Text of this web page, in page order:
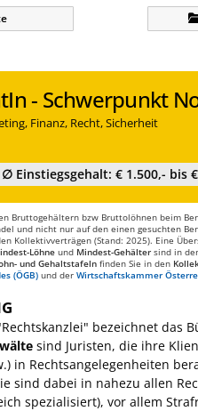
- Schwerpunkt
Finanz, Recht, Sicherheit
∅ Einstiegsgehalt: € 1.500,- bis
Bruttogehältern bzw Bruttolöhnen beim
und nicht nur auf den einen gesuchten
Kollektivverträgen (Stand: 2025). Eine
Löhne und Mindest-Gehälter sind in
und Gehaltstafeln finden Sie in den
(ÖGB) und der Wirtschaftskammer
bezeichnet das
sind Juristen, die ihre
in Rechtsangelegenheiten
sind dabei in nahezu allen
spezialisiert), vor allem